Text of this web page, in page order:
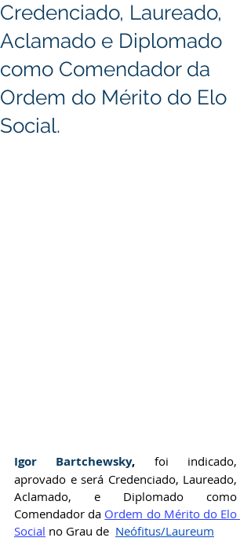
Credenciado, Laureado,
Aclamado e Diplomado
como Comendador da
Ordem do Mérito do Elo
Social.
Igor Bartchewsky, foi indicado,
aprovado e será Credenciado, Laureado,
Aclamado, e Diplomado como
Comendador da Ordem do Mérito do Elo
Social no Grau de Neófitus/Laureum